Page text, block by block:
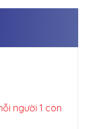
người 1 con